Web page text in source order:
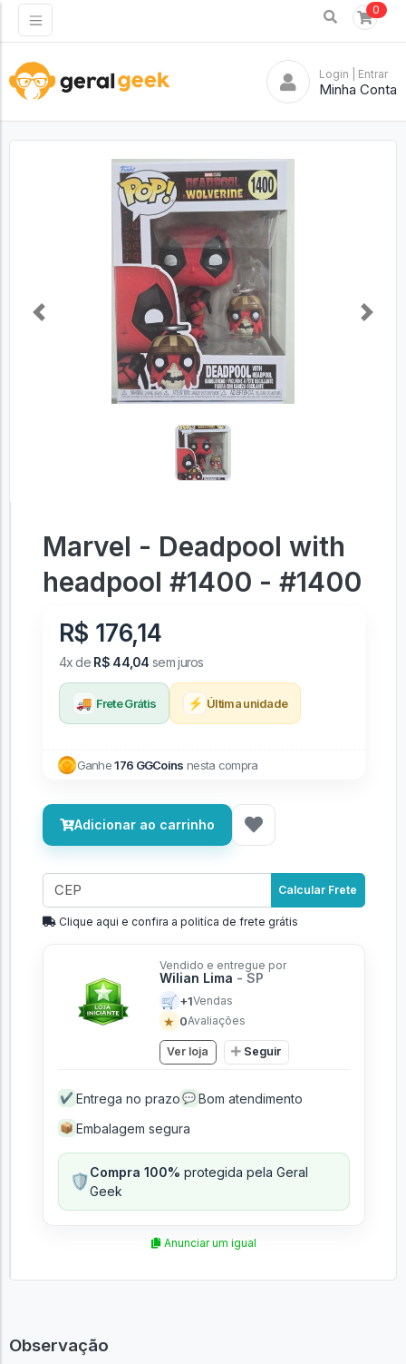
0
Login | Entrar
Minha Conta
Previous Next
Marvel - Deadpool with
headpool #1400 - #1400
R$ 176,14
4x de R$ 44,04 sem juros
🚚 Frete Grátis ⚡ Última unidade
Ganhe176 GGCoins nesta compra
Adicionar ao carrinho
Calcular Frete
Clique aqui e confira a politíca de frete grátis
Vendido e entregue por
Wilian Lima - SP
🛒 +1Vendas
★ 0Avaliações
Ver loja Seguir
✔ Entrega no prazo 💬 Bom atendimento
📦 Embalagem segura
🛡️Compra 100% protegida pela Geral
Geek
Anunciar um igual
Observação